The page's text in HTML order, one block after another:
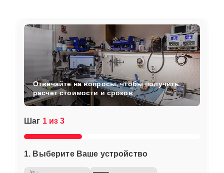
Шаг 1 из 3
1. Выберите Ваше устройство
Отвечайте на вопросы, чтобы получить
расчет стоимости и сроков